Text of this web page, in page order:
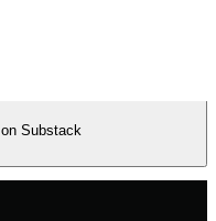
Substack